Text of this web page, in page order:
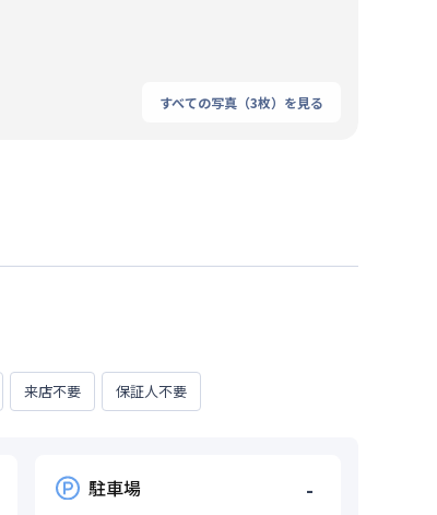
すべての写真（3枚）を見る
来店不要 保証人不要
駐車場 -